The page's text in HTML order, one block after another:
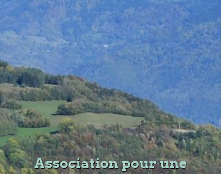
Association pour une